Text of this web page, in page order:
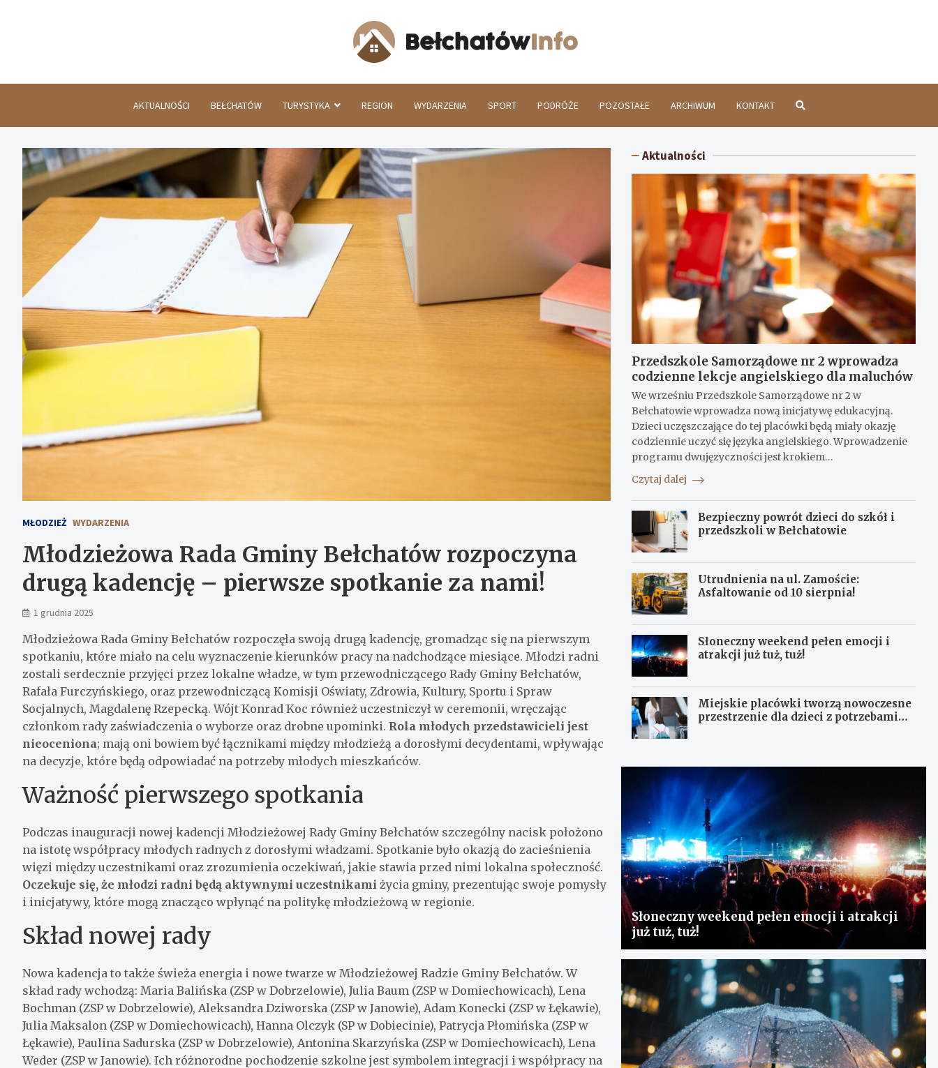
AKTUALNOŚCI BEŁCHATÓW TURYSTYKA REGION WYDARZENIA SPORT PODRÓŻE POZOSTAŁE ARCHIWUM KONTAKT
MŁODZIEŻ WYDARZENIA
Młodzieżowa Rada Gminy Bełchatów rozpoczyna
drugą kadencję – pierwsze spotkanie za nami!
1 grudnia 2025
Młodzieżowa Rada Gminy Bełchatów rozpoczęła swoją drugą kadencję, gromadząc się na pierwszym
spotkaniu, które miało na celu wyznaczenie kierunków pracy na nadchodzące miesiące. Młodzi radni
zostali serdecznie przyjęci przez lokalne władze, w tym przewodniczącego Rady Gminy Bełchatów,
Rafała Furczyńskiego, oraz przewodniczącą Komisji Oświaty, Zdrowia, Kultury, Sportu i Spraw
Socjalnych, Magdalenę Rzepecką. Wójt Konrad Koc również uczestniczył w ceremonii, wręczając
członkom rady zaświadczenia o wyborze oraz drobne upominki. Rola młodych przedstawicieli jest
nieoceniona; mają oni bowiem być łącznikami między młodzieżą a dorosłymi decydentami, wpływając
na decyzje, które będą odpowiadać na potrzeby młodych mieszkańców.
Ważność pierwszego spotkania
Podczas inauguracji nowej kadencji Młodzieżowej Rady Gminy Bełchatów szczególny nacisk położono
na istotę współpracy młodych radnych z dorosłymi władzami. Spotkanie było okazją do zacieśnienia
więzi między uczestnikami oraz zrozumienia oczekiwań, jakie stawia przed nimi lokalna społeczność.
Oczekuje się, że młodzi radni będą aktywnymi uczestnikami życia gminy, prezentując swoje pomysły
i inicjatywy, które mogą znacząco wpłynąć na politykę młodzieżową w regionie.
Skład nowej rady
Nowa kadencja to także świeża energia i nowe twarze w Młodzieżowej Radzie Gminy Bełchatów. W
skład rady wchodzą: Maria Balińska (ZSP w Dobrzelowie), Julia Baum (ZSP w Domiechowicach), Lena
Bochman (ZSP w Dobrzelowie), Aleksandra Dziworska (ZSP w Janowie), Adam Konecki (ZSP w Łękawie),
Julia Maksalon (ZSP w Domiechowicach), Hanna Olczyk (SP w Dobiecinie), Patrycja Płomińska (ZSP w
Łękawie), Paulina Sadurska (ZSP w Dobrzelowie), Antonina Skarzyńska (ZSP w Domiechowicach), Lena
Weder (ZSP w Janowie). Ich różnorodne pochodzenie szkolne jest symbolem integracji i współpracy na
Aktualności
Przedszkole Samorządowe nr 2 wprowadza
codzienne lekcje angielskiego dla maluchów
We wrześniu Przedszkole Samorządowe nr 2 w
Bełchatowie wprowadza nową inicjatywę edukacyjną.
Dzieci uczęszczające do tej placówki będą miały okazję
codziennie uczyć się języka angielskiego. Wprowadzenie
programu dwujęzyczności jest krokiem…
Czytaj dalej
Bezpieczny powrót dzieci do szkół i
przedszkoli w Bełchatowie
Utrudnienia na ul. Zamoście:
Asfaltowanie od 10 sierpnia!
Słoneczny weekend pełen emocji i
atrakcji już tuż, tuż!
Miejskie placówki tworzą nowoczesne
przestrzenie dla dzieci z potrzebami
Słoneczny weekend pełen emocji i atrakcji
już tuż, tuż!